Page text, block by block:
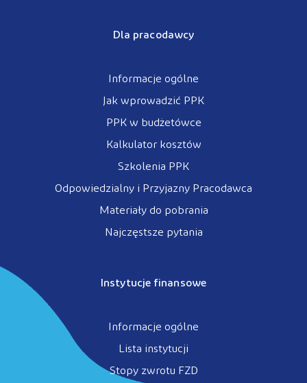
Dla pracodawcy
Informacje ogólne
Jak wprowadzić PPK
PPK w budżetówce
Kalkulator kosztów
Szkolenia PPK
Odpowiedzialny i Przyjazny Pracodawca
Materiały do pobrania
Najczęstsze pytania
Instytucje finansowe
Informacje ogólne
Lista instytucji
Stopy zwrotu FZD